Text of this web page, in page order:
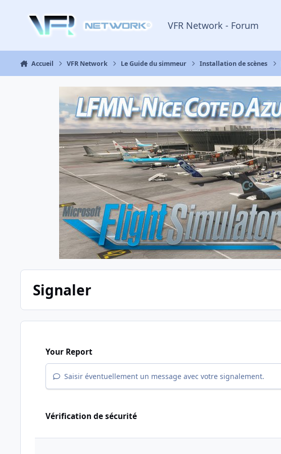
VFR Network - Forum
Accueil VFR Network Le Guide du simmeur Installation de scènes
Signaler
Your Report
Saisir éventuellement un message avec votre signalement.
Vérification de sécurité